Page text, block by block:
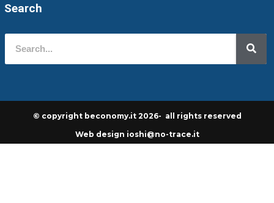
Search
© copyright beconomy.it 2026- all rights reserved
Web design ioshi@no-trace.it